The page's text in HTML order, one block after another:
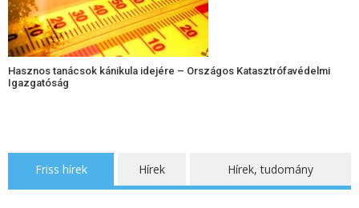
Hasznos tanácsok kánikula idejére – Országos Katasztrófavédelmi
Igazgatóság
Friss hírek Hírek Hírek, tudomány